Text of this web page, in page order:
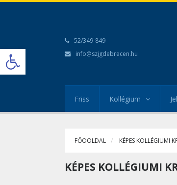
Open toolbar
52/349-849
info@szjgdebrecen.hu
Friss Kollégium
FŐOOLDAL KÉPES KOLLÉGIUMI
KÉPES KOLLÉGIUMI